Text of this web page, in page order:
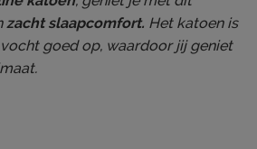
zacht slaapcomfort. Het katoen is
goed op, waardoor jij geniet